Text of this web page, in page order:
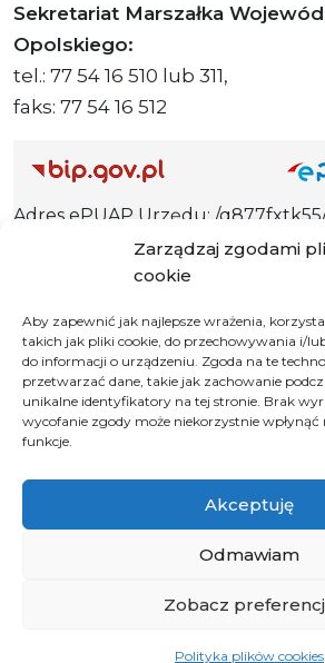
Zarządzaj zgodami
cookie
Aby zapewnić jak najlepsze wrażenia,
takich jak pliki cookie, do przechowywania i/
do informacji o urządzeniu. Zgoda na te
przetwarzać dane, takie jak zachowanie
unikalne identyfikatory na tej stronie. Brak
wycofanie zgody może niekorzystnie wpłynąć
funkcje.
Akceptuję
Odmawiam
Zobacz
Polityka plików cookies
Sekretariat Marszałka
Opolskiego:
tel.: 77 54 16 510 lub 311,
faks: 77 54 16 512
Adres ePUAP Urzędu: /
Adres do e-
Urzędu: AE:PL-66703-73759-
Polityka prywatności
Klauzula informacyjna RODO
Deklaracja dostępności
© 2026 Samorząd Województwa